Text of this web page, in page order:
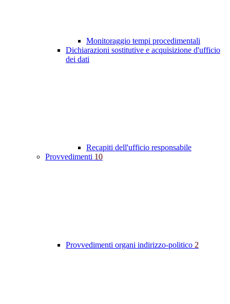
Monitoraggio tempi procedimentali
Dichiarazioni sostitutive e acquisizione d'ufficio
dei dati
Recapiti dell'ufficio responsabile
Provvedimenti 10
Provvedimenti organi indirizzo-politico 2